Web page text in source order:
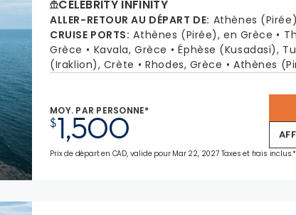
CELEBRITY INFINITY
ALLER-RETOUR AU DÉPART DE: Athènes
CRUISE PORTS: Athènes (Pirée), en Grèce
Grèce
Kavala, Grèce Éphèse (Kusadasi),
(Iraklion), Crète
Rhodes, Grèce Athènes
MOY. PAR PERSONNE*
$1,500
Prix de départ en CAD, valide pour Mar 22, 2027 Taxes et frais inclus.*